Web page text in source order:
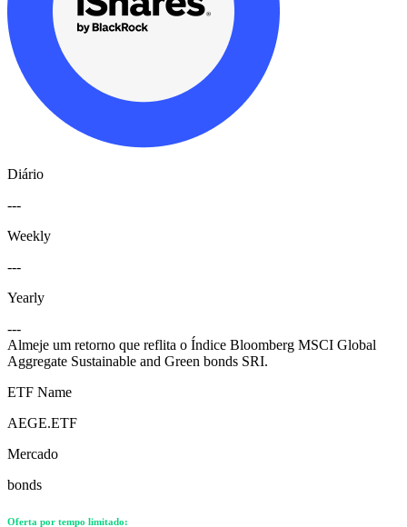
Diário
---
Weekly
---
Yearly
---
Almeje um retorno que reflita o Índice Bloomberg MSCI Global
Aggregate Sustainable and Green bonds SRI.
ETF Name
AEGE.ETF
Mercado
bonds
Oferta por tempo limitado: